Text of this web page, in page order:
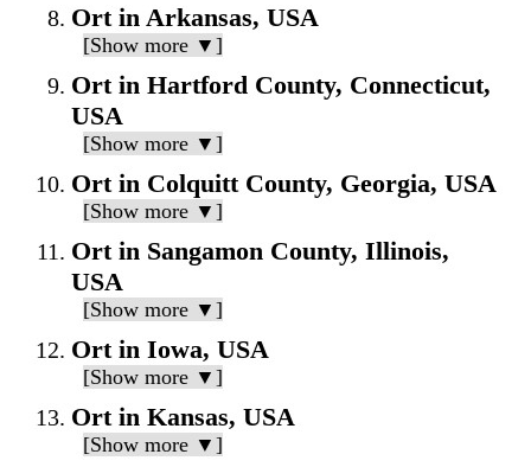
Ort in Arkansas, USA
[Show more ▼]
Ort in Hartford County, Connecticut,
USA
[Show more ▼]
Ort in Colquitt County, Georgia, USA
[Show more ▼]
Ort in Sangamon County, Illinois,
USA
[Show more ▼]
Ort in Iowa, USA
[Show more ▼]
Ort in Kansas, USA
[Show more ▼]